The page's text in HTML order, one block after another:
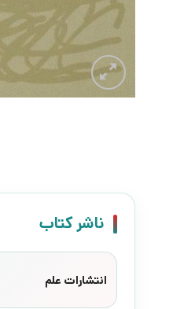
ناشر کتاب
انتشارات علم